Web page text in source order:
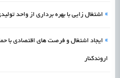
» اشتغال زایی با بهره برداری از واحد
» ایجاد اشتغال و فرصت‌ های اقتصادی با
اروندکنار